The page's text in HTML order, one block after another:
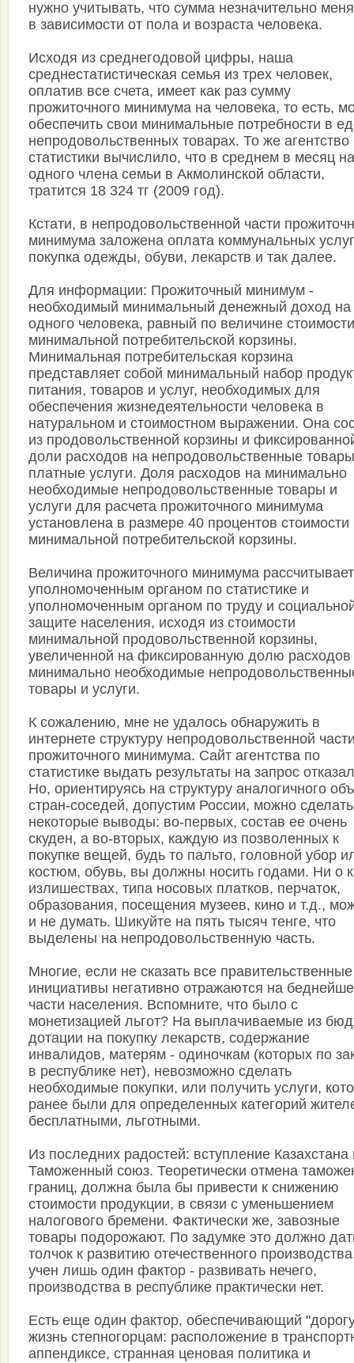
нужно учитывать, что сумма незначительно
в зависимости от пола и возраста человека.
Исходя из среднегодовой цифры, наша
среднестатистическая семья из трех человек,
оплатив все счета, имеет как раз сумму
прожиточного минимума на человека, то есть,
обеспечить свои минимальные потребности в
непродовольственных товарах. То же агентство
статистики вычислило, что в среднем в месяц на
одного члена семьи в Акмолинской области,
тратится 18 324 тг (2009 год).
Кстати, в непродовольственной части
минимума заложена оплата коммунальных
покупка одежды, обуви, лекарств и так далее.
Для информации: Прожиточный минимум -
необходимый минимальный денежный доход на
одного человека, равный по величине стоимости
минимальной потребительской корзины.
Минимальная потребительская корзина
представляет собой минимальный набор
питания, товаров и услуг, необходимых для
обеспечения жизнедеятельности человека в
натуральном и стоимостном выражении. Она
из продовольственной корзины и
доли расходов на непродовольственные
платные услуги. Доля расходов на минимально
необходимые непродовольственные товары и
услуги для расчета прожиточного минимума
установлена в размере 40 процентов стоимости
минимальной потребительской корзины.
Величина прожиточного минимума
уполномоченным органом по статистике и
уполномоченным органом по труду и
защите населения, исходя из стоимости
минимальной продовольственной корзины,
увеличенной на фиксированную долю расходов
минимально необходимые
товары и услуги.
К сожалению, мне не удалось обнаружить в
интернете структуру непродовольственной
прожиточного минимума. Сайт агентства по
статистике выдать результаты на запрос
Но, ориентируясь на структуру аналогичного
стран-соседей, допустим России, можно сделать
некоторые выводы: во-первых, состав ее очень
скуден, а во-вторых, каждую из позволенных к
покупке вещей, будь то пальто, головной убор
костюм, обувь, вы должны носить годами. Ни о
излишествах, типа носовых платков, перчаток,
образования, посещения музеев, кино и т.д.,
и не думать. Шикуйте на пять тысяч тенге, что
выделены на непродовольственную часть.
Многие, если не сказать все правительственные
инициативы негативно отражаются на
части населения. Вспомните, что было с
монетизацией льгот? На выплачиваемые из
дотации на покупку лекарств, содержание
инвалидов, матерям - одиночкам (которых по
в республике нет), невозможно сделать
необходимые покупки, или получить услуги,
ранее были для определенных категорий
бесплатными, льготными.
Из последних радостей: вступление Казахстана
Таможенный союз. Теоретически отмена
границ, должна была бы привести к снижению
стоимости продукции, в связи с уменьшением
налогового бремени. Фактически же, завозные
товары подорожают. По задумке это должно
толчок к развитию отечественного
учен лишь один фактор - развивать нечего,
производства в республике практически нет.
Есть еще один фактор, обеспечивающий
жизнь степногорцам: расположение в
аппендиксе, странная ценовая политика и